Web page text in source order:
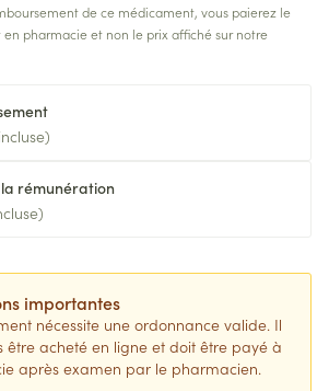
de ce médicament, vous paierez le
pharmacie et non le prix affiché sur notre
rémunération
importantes
nécessite une ordonnance valide. Il
être acheté en ligne et doit être payé à
après examen par le pharmacien.